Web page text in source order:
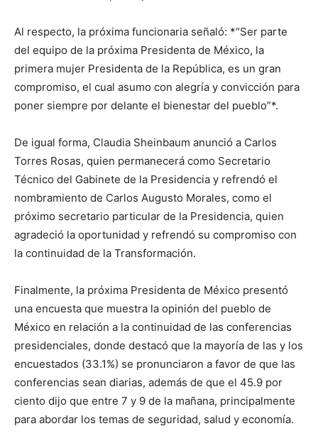
Al respecto, la próxima funcionaria señaló: *“Ser parte
del equipo de la próxima Presidenta de México, la
primera mujer Presidenta de la República, es un gran
compromiso, el cual asumo con alegría y convicción para
poner siempre por delante el bienestar del pueblo”*.
De igual forma, Claudia Sheinbaum anunció a Carlos
Torres Rosas, quien permanecerá como Secretario
Técnico del Gabinete de la Presidencia y refrendó el
nombramiento de Carlos Augusto Morales, como el
próximo secretario particular de la Presidencia, quien
agradeció la oportunidad y refrendó su compromiso con
la continuidad de la Transformación.
Finalmente, la próxima Presidenta de México presentó
una encuesta que muestra la opinión del pueblo de
México en relación a la continuidad de las conferencias
presidenciales, donde destacó que la mayoría de las y los
encuestados (33.1%) se pronunciaron a favor de que las
conferencias sean diarias, además de que el 45.9 por
ciento dijo que entre 7 y 9 de la mañana, principalmente
para abordar los temas de seguridad, salud y economía.